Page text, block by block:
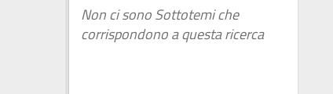
Non ci sono Sottotemi che
corrispondono a questa ricerca